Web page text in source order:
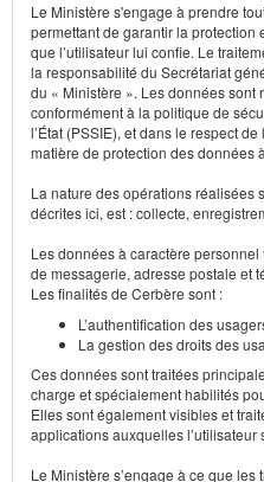
Le Ministère s'engage à prendre
permettant de garantir la
que l’utilisateur lui confie. Le
la responsabilité du Secrétariat
du « Ministère ». Les données sont
conformément à la politique de
l’État (PSSIE), et dans le respect
matière de protection des données
La nature des opérations réalisées
décrites ici, est : collecte,
Les données à caractère
de messagerie, adresse postale et
Les finalités de Cerbère sont :
L’authentification des
La gestion des droits des
Ces données sont traitées
charge et spécialement habilités
Elles sont également visibles et
applications auxquelles l’utilisateur
Le Ministère s’engage à ce que